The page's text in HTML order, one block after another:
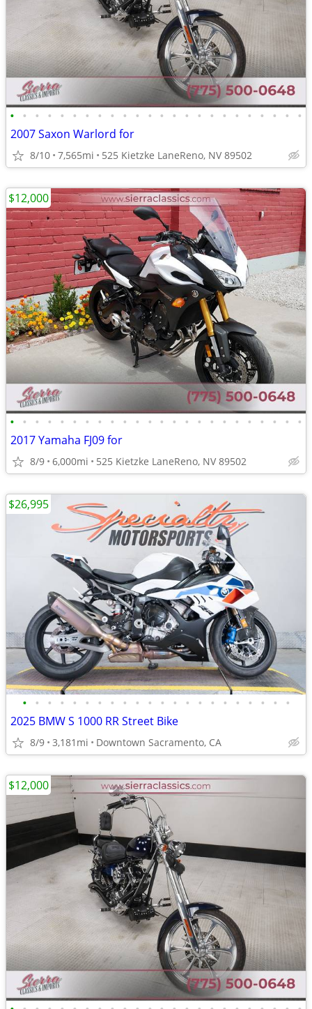
• • • • • • • • • • • • • • • • • • • • • • • •
2007 Saxon Warlord for
8/10 7,565mi 525 Kietzke LaneReno, NV 89502
• • • • • • • • • • • • • • • • • • • • • • • •
2017 Yamaha FJ09 for
8/9 6,000mi 525 Kietzke LaneReno, NV 89502
$12,000
• • • • • • • • • • • • • • • • • • • • • •
2025 BMW S 1000 RR Street Bike
8/9 3,181mi Downtown Sacramento, CA
$26,995
$12,000